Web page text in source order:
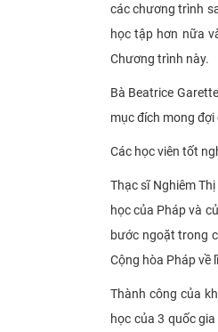
các chương trình
học tập hơn nữa
Chương trình này.
Bà Beatrice
mục đích mong đợi
Các học viên tốt
Thạc sĩ Nghiêm
học của Pháp và
bước ngoặt trong
Cộng hòa Pháp về
Thành công của
học của 3 quốc